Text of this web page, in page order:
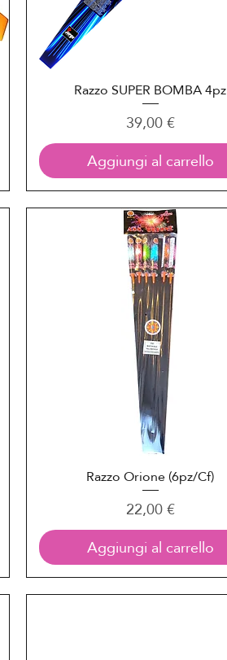
Vista rapida
Razzo SUPER BOMBA 4pz
Prezzo
39,00 €
Aggiungi al carrello
Vista rapida
Razzo Orione (6pz/Cf)
Prezzo
22,00 €
Aggiungi al carrello